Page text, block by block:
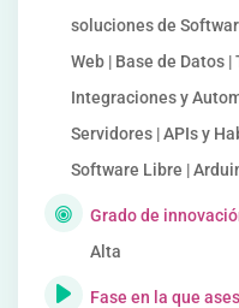
soluciones de
Web | Base de Datos
Integraciones y
Servidores | APIs y
Software Libre |
Grado de
Alta
Fase en la que